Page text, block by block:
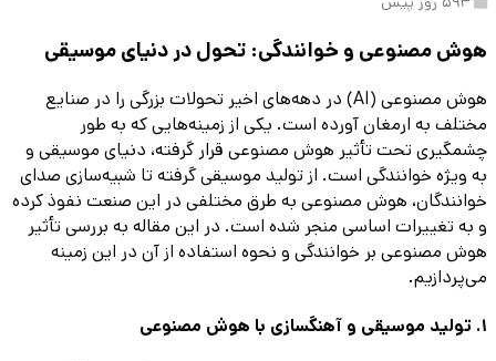
هوش مصنوعی و خوانندگی: تحول در دنیای موسیقی
هوش مصنوعی (AI) در دهه‌های اخیر تحولات بزرگی را در صنایع
مختلف به ارمغان آورده است. یکی از زمینه‌هایی که به طور
چشمگیری تحت تأثیر هوش مصنوعی قرار گرفته، دنیای موسیقی و
به ویژه خوانندگی است. از تولید موسیقی گرفته تا شبیه‌سازی صدای
خوانندگان، هوش مصنوعی به طرق مختلفی در این صنعت نفوذ کرده
و به تغییرات اساسی منجر شده است. در این مقاله به بررسی تأثیر
هوش مصنوعی بر خوانندگی و نحوه استفاده از آن در این زمینه
می‌پردازیم.
1. تولید موسیقی و آهنگسازی با هوش مصنوعی